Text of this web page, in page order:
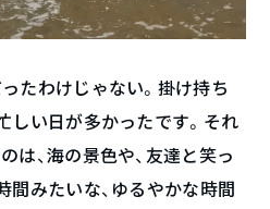
たわけじゃない。掛け持ち
しい日が多かったです。それ
は、海の景色や、友達と笑っ
間みたいな、ゆるやかな時間